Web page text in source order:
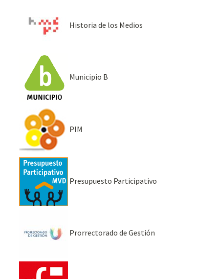
Historia de los Medios
Municipio B
PIM
Presupuesto Participativo
Prorrectorado de Gestión